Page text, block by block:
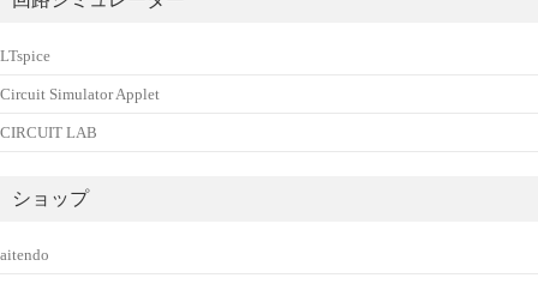
LTspice
Circuit Simulator Applet
CIRCUIT LAB
ショップ
aitendo